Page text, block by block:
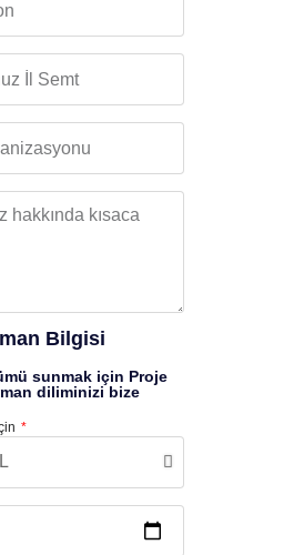
Bilgisi
sunmak için Proje
diliminizi bize